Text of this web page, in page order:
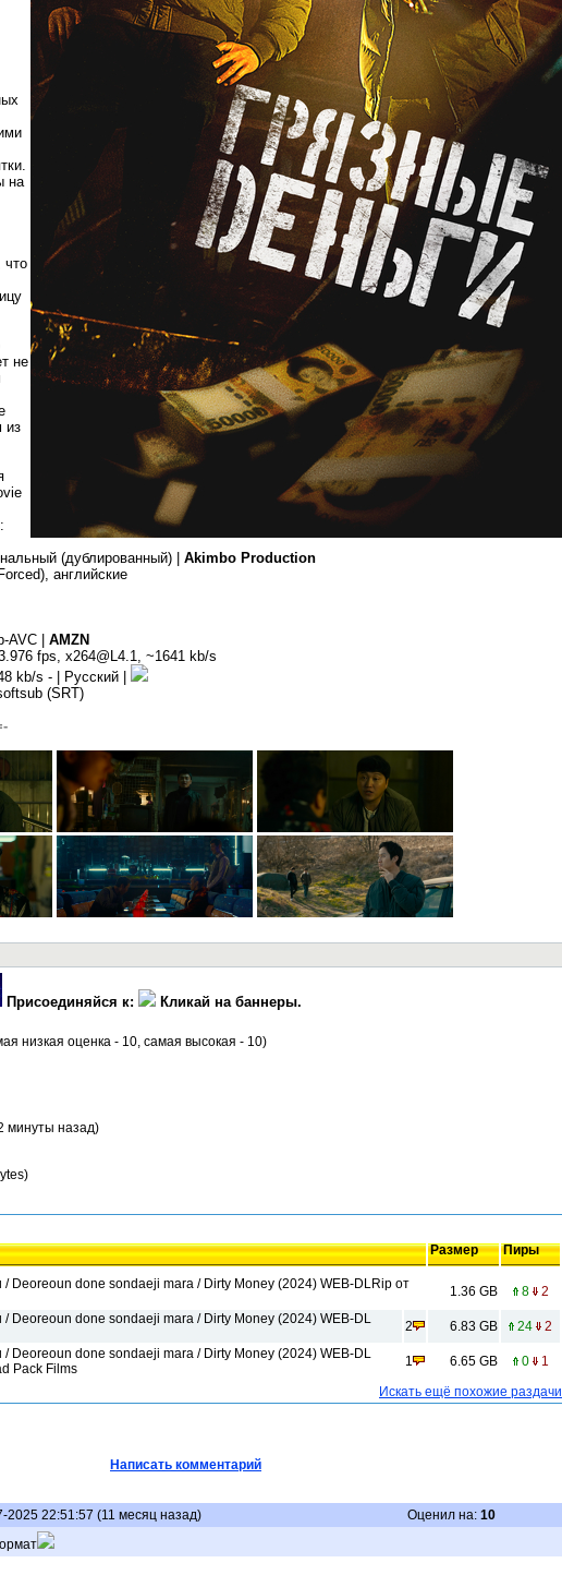
на
что
не
из
:
(дублированный) | Akimbo Production
английские
AVC | AMZN
fps, x264@L4.1, ~1641 kb/s
kb/s - | Русский |
(SRT)
Присоединяйся к: Кликай на баннеры.
низкая оценка - 10, самая высокая - 10)
минуты назад)
Размер Пиры
/ Deoreoun done sondaeji mara / Dirty Money (2024) WEB-DLRip от
1.36 GB 8 2
/ Deoreoun done sondaeji mara / Dirty Money (2024) WEB-DL
2 6.83 GB 24 2
/ Deoreoun done sondaeji mara / Dirty Money (2024) WEB-DL
Pack Films
1 6.65 GB 0 1
Искать ещё похожие раздачи
Написать комментарий
2025 22:51:57 (11 месяц назад) Оценил на: 10